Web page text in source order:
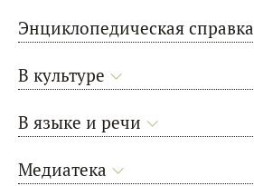
Энциклопедическая справка
В культуре
В языке и речи
Медиатека